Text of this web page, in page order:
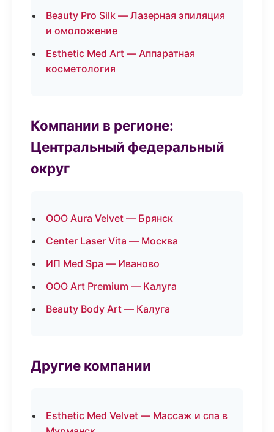
Beauty Pro Silk — Лазерная эпиляция
и омоложение
Esthetic Med Art — Аппаратная
косметология
Компании в регионе:
Центральный федеральный
округ
ООО Aura Velvet — Брянск
Center Laser Vita — Москва
ИП Med Spa — Иваново
ООО Art Premium — Калуга
Beauty Body Art — Калуга
Другие компании
Esthetic Med Velvet — Массаж и спа в